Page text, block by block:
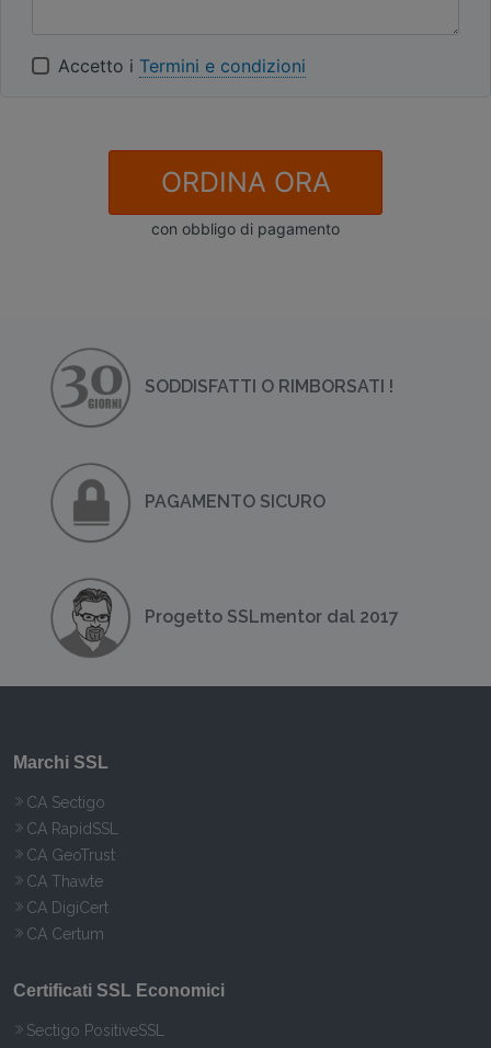
Accetto i Termini e condizioni
ORDINA ORA
con obbligo di pagamento
SODDISFATTI O RIMBORSATI !
PAGAMENTO SICURO
Progetto SSLmentor dal 2017
Marchi SSL
CA Sectigo
CA RapidSSL
CA GeoTrust
CA Thawte
CA DigiCert
CA Certum
Certificati SSL Economici
Sectigo PositiveSSL